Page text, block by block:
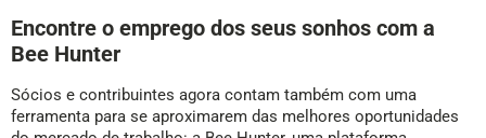
Encontre o emprego dos seus sonhos com a
Bee Hunter
Sócios e contribuintes agora contam também com uma
ferramenta para se aproximarem das melhores oportunidades